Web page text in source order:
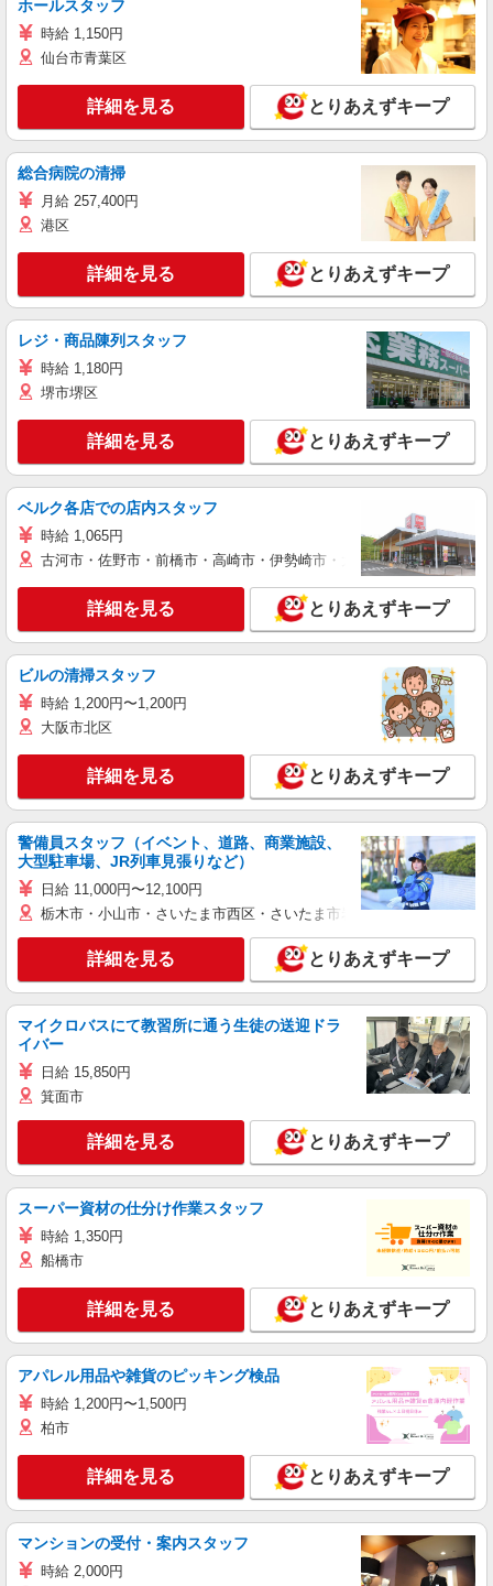
ホールスタッフ
時給 1,150円
仙台市青葉区
詳細を見る とりあえずキープ
総合病院の清掃
月給 257,400円
港区
詳細を見る とりあえずキープ
レジ・商品陳列スタッフ
時給 1,180円
堺市堺区
詳細を見る とりあえずキープ
ベルク各店での店内スタッフ
時給 1,065円
古河市・佐野市・前橋市・高崎市・伊勢崎市・太田市・館林市・藤
詳細を見る とりあえずキープ
ビルの清掃スタッフ
時給 1,200円〜1,200円
大阪市北区
詳細を見る とりあえずキープ
警備員スタッフ（イベント、道路、商業施設、
大型駐車場、JR列車見張りなど）
日給 11,000円〜12,100円
栃木市・小山市・さいたま市西区・さいたま市岩槻区・久喜市・蓮田
詳細を見る とりあえずキープ
マイクロバスにて教習所に通う生徒の送迎ドラ
イバー
日給 15,850円
箕面市
詳細を見る とりあえずキープ
スーパー資材の仕分け作業スタッフ
時給 1,350円
船橋市
詳細を見る とりあえずキープ
アパレル用品や雑貨のピッキング検品
時給 1,200円〜1,500円
柏市
詳細を見る とりあえずキープ
マンションの受付・案内スタッフ
時給 2,000円